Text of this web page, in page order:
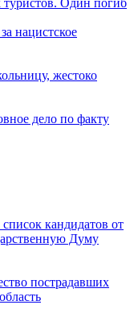
туристов. Один погиб
нацистское
жестоко
дело по факту
кандидатов от
Думу
пострадавших